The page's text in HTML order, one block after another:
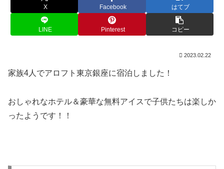
X Facebook はてブ
LINE Pinterest コピー
2023.02.22
家族4人でアロフト東京銀座に宿泊しました！
おしゃれなホテル＆豪華な無料アイスで子供たちは楽しか
ったようです！！